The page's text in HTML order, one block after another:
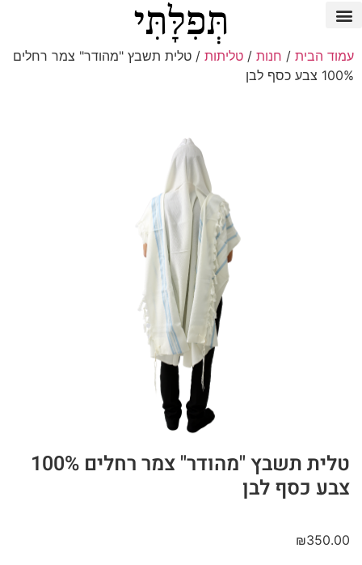
עמוד הבית / חנות / טליתות / טלית תשבץ "מהודר" צמר רחלים
100% צבע כסף לבן
טלית תשבץ "מהודר" צמר רחלים 100%
צבע כסף לבן
₪350.00